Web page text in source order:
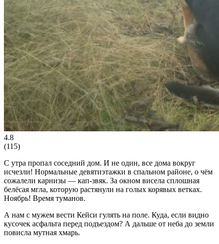
4.8
(115)
С утра пропал соседний дом. И не один, все дома вокруг
исчезли! Нормальные девятиэтажки в спальном районе, о чём
сожалели карнизы — кап-звяк. За окном висела сплошная
белёсая мгла, которую растянули на голых корявых ветках.
Ноябрь! Время туманов.
А нам с мужем вести Кейси гулять на поле. Куда, если видно
кусочек асфальта перед подъездом? А дальше от неба до земли
повисла мутная хмарь.